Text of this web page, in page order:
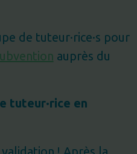
de tuteur·rice·s pour
auprès du
tuteur·rice en
! Après la